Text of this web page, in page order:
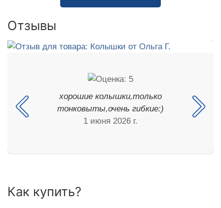
Отзывы
хорошие колышки,только
тонковыты,очень гибкие:)
1 июня 2026 г.
Как купить?